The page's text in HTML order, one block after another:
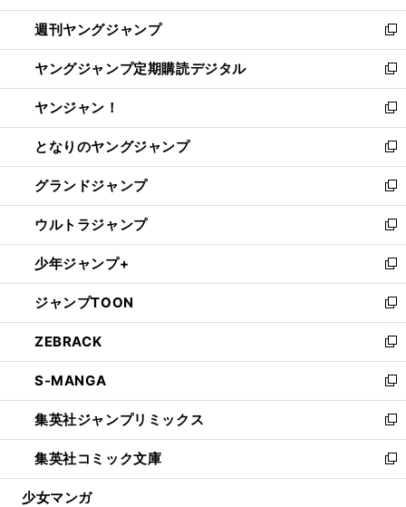
開
く
ウ
で
開
く
ン
ド
ウ
で
開
く
ウ
ィ
ン
ド
ウ
で
開
く
週刊ヤングジャンプ
新
し
い
ウ
ィ
ン
ド
ウ
で
開
く
ヤングジャンプ定期購読デジタル
新
し
い
ウ
ィ
ン
ド
ウ
で
開
く
ヤンジャン！
新
し
い
ウ
ィ
ン
ド
ウ
で
開
く
となりのヤングジャンプ
新
し
い
ウ
ィ
ン
ド
ウ
で
開
く
グランドジャンプ
新
し
い
ウ
ィ
ン
ド
ウ
で
開
く
ウルトラジャンプ
新
し
い
ウ
ィ
ン
ド
ウ
で
開
く
少年ジャンプ+
新
し
い
ウ
ィ
ン
ド
ウ
で
開
く
ジャンプTOON
新
し
い
ウ
ィ
ン
ド
ウ
で
開
ZEBRACK
新
し
い
ウ
ィ
ン
ド
ウ
S-MANGA
新
し
い
ウ
ィ
ン
集英社ジャンプリミックス
新
し
い
ウ
集英社コミック文庫
新
し
少女マンガ